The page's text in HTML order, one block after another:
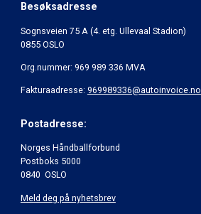
Besøksadresse
Sognsveien 75 A (4. etg. Ullevaal Stadion)
0855 OSLO
Org.nummer: 969 989 336 MVA
Fakturaadresse: 969989336@autoinvoice.no
Postadresse:
Norges Håndballforbund
Postboks 5000
0840 OSLO
Meld deg på nyhetsbrev